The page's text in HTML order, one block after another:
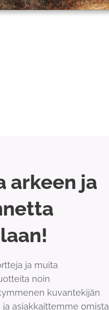
arkeen ja
ja muita
noin
kuvantekijän
ja asiakkaittemme omista